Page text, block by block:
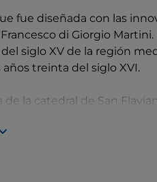
fue diseñada con las
di Giorgio
siglo XV de la región
años treinta del siglo XVI.
de la catedral de San
Una cúpula con